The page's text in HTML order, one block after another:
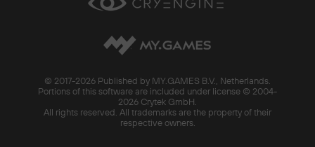
© 2017-2026 Published by MY.GAMES B.V., Netherlands.
Portions of this software are included under license © 2004-
2026 Crytek GmbH.
All rights reserved. All trademarks are the property of their
respective owners.